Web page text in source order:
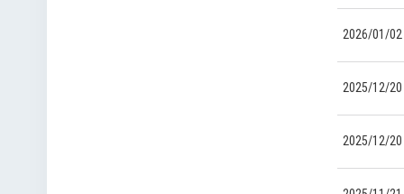
2026/01/02
2025/12/20
2025/12/20